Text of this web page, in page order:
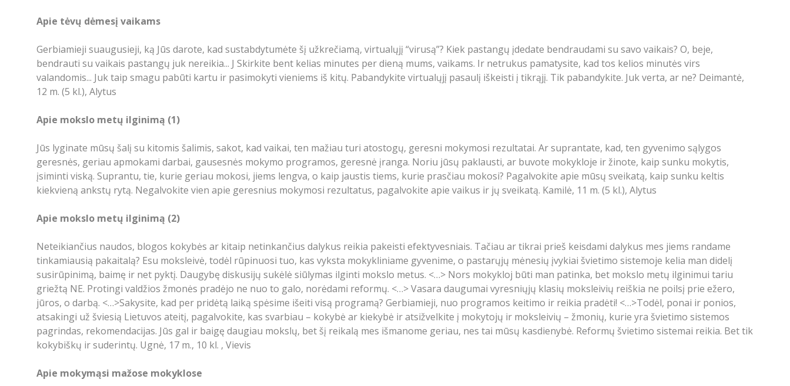
Apie tėvų dėmesį vaikams
Gerbiamieji suaugusieji, ką Jūs darote, kad sustabdytumėte šį užkrečiamą, virtualųjį “virusą”? Kiek pastangų įdedate bendraudami su savo vaikais? O, beje,
bendrauti su vaikais pastangų juk nereikia... J Skirkite bent kelias minutes per dieną mums, vaikams. Ir netrukus pamatysite, kad tos kelios minutės virs
valandomis... Juk taip smagu pabūti kartu ir pasimokyti vieniems iš kitų. Pabandykite virtualųjį pasaulį iškeisti į tikrąjį. Tik pabandykite. Juk verta, ar ne? Deimantė,
12 m. (5 kl.), Alytus
Apie mokslo metų ilginimą (1)
Jūs lyginate mūsų šalį su kitomis šalimis, sakot, kad vaikai, ten mažiau turi atostogų, geresni mokymosi rezultatai. Ar suprantate, kad, ten gyvenimo sąlygos
geresnės, geriau apmokami darbai, gausesnės mokymo programos, geresnė įranga. Noriu jūsų paklausti, ar buvote mokykloje ir žinote, kaip sunku mokytis,
įsiminti viską. Suprantu, tie, kurie geriau mokosi, jiems lengva, o kaip jaustis tiems, kurie prasčiau mokosi? Pagalvokite apie mūsų sveikatą, kaip sunku keltis
kiekvieną ankstų rytą. Negalvokite vien apie geresnius mokymosi rezultatus, pagalvokite apie vaikus ir jų sveikatą. Kamilė, 11 m. (5 kl.), Alytus
Apie mokslo metų ilginimą (2)
Neteikiančius naudos, blogos kokybės ar kitaip netinkančius dalykus reikia pakeisti efektyvesniais. Tačiau ar tikrai prieš keisdami dalykus mes jiems randame
tinkamiausią pakaitalą? Esu moksleivė, todėl rūpinuosi tuo, kas vyksta mokykliniame gyvenime, o pastarųjų mėnesių įvykiai švietimo sistemoje kelia man didelį
susirūpinimą, baimę ir net pyktį. Daugybę diskusijų sukėlė siūlymas ilginti mokslo metus. <…> Nors mokykloj būti man patinka, bet mokslo metų ilginimui tariu
griežtą NE. Protingi valdžios žmonės pradėjo ne nuo to galo, norėdami reformų. <…> Vasara daugumai vyresniųjų klasių moksleivių reiškia ne poilsį prie ežero,
jūros, o darbą. <…>Sakysite, kad per pridėtą laiką spėsime išeiti visą programą? Gerbiamieji, nuo programos keitimo ir reikia pradėti! <…>Todėl, ponai ir ponios,
atsakingi už šviesią Lietuvos ateitį, pagalvokite, kas svarbiau – kokybė ar kiekybė ir atsižvelkite į mokytojų ir moksleivių – žmonių, kurie yra švietimo sistemos
pagrindas, rekomendacijas. Jūs gal ir baigę daugiau mokslų, bet šį reikalą mes išmanome geriau, nes tai mūsų kasdienybė. Reformų švietimo sistemai reikia. Bet tik
kokybiškų ir suderintų. Ugnė, 17 m., 10 kl. , Vievis
Apie mokymąsi mažose mokyklose